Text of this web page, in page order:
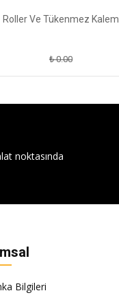
Roller Ve Tükenmez Kalem
₺ 0.00
noktasında
Bilgileri